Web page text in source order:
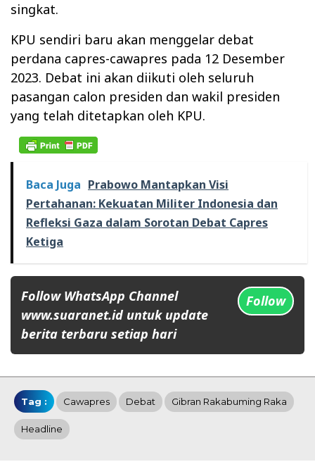
singkat.
KPU sendiri baru akan menggelar debat
perdana capres-cawapres pada 12 Desember
2023. Debat ini akan diikuti oleh seluruh
pasangan calon presiden dan wakil presiden
yang telah ditetapkan oleh KPU.
Baca Juga Prabowo Mantapkan Visi
Pertahanan: Kekuatan Militer Indonesia dan
Refleksi Gaza dalam Sorotan Debat Capres
Ketiga
Follow WhatsApp Channel
www.suaranet.id untuk update
berita terbaru setiap hari
Follow
Tag : Cawapres Debat Gibran Rakabuming Raka
Headline